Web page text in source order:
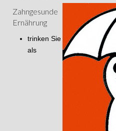
Zahngesunde
Ernährung
trinken Sie
als